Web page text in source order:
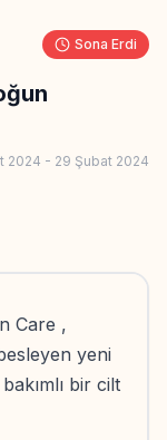
Sona Erdi
2024 - 29 Şubat 2024
Care ,
yeni
bir cilt